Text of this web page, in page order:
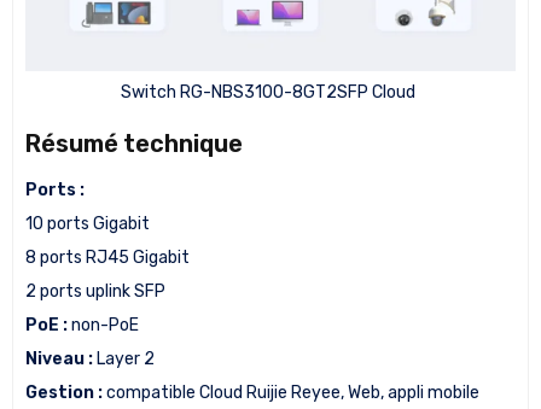
Switch RG-NBS3100-8GT2SFP Cloud
Résumé technique
Ports :
10 ports Gigabit
8 ports RJ45 Gigabit
2 ports uplink SFP
PoE :non-PoE
Niveau : Layer 2
Gestion :compatible Cloud Ruijie Reyee, Web, appli mobile